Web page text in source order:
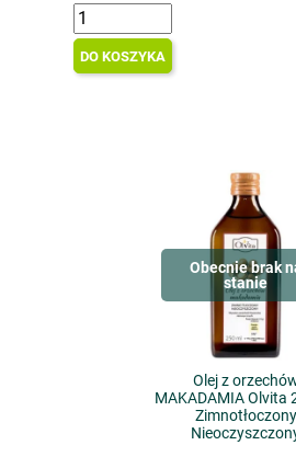
DO KOSZYKA
Obecnie brak
stanie
Olej z
MAKADAMIA Olvita
Zimnotłoczony